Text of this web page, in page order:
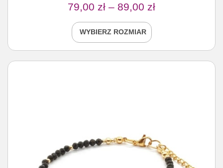
79,00 zł – 89,00 zł
WYBIERZ ROZMIAR